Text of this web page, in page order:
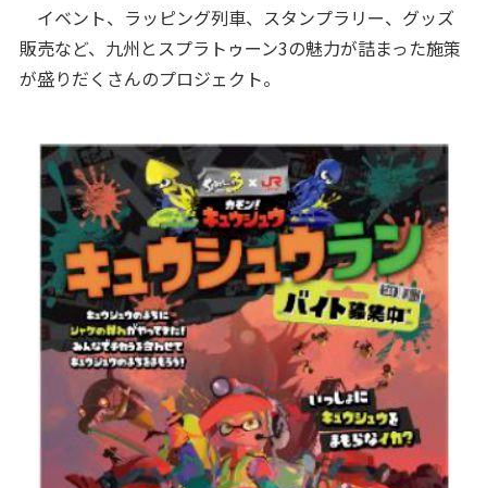
イベント、ラッピング列車、スタンプラリー、グッズ
販売など、九州とスプラトゥーン3の魅力が詰まった施策
が盛りだくさんのプロジェクト。